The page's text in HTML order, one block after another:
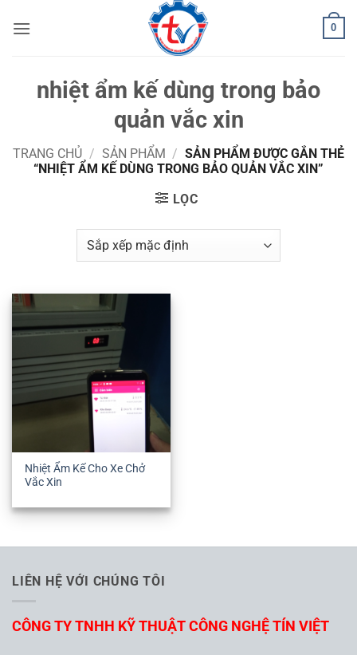
qua
0
nhiệt ẩm kế dùng trong bảo
quản vắc xin
TRANG CHỦ / SẢN PHẨM / SẢN PHẨM ĐƯỢC GẮN THẺ
“NHIỆT ẨM KẾ DÙNG TRONG BẢO QUẢN VẮC XIN”
LỌC
Nhiệt Ẩm Kế Cho Xe Chở
Vắc Xin
LIÊN HỆ VỚI CHÚNG TÔI
CÔNG TY TNHH KỸ THUẬT CÔNG NGHỆ TÍN VIỆT